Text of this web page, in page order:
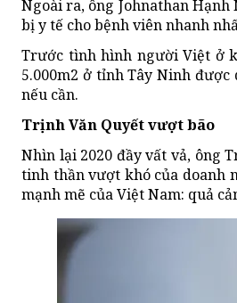
Ngoài ra, ông Johnathan
bị y tế cho bệnh viên nhanh
Trước tình hình người Việt ở
5.000m2 ở tỉnh Tây Ninh được
nếu cần.
Trịnh Văn Quyết vượt bão
Nhìn lại 2020 đầy vất vả, ông
tinh thần vượt khó của doanh
mạnh mẽ của Việt Nam: quả